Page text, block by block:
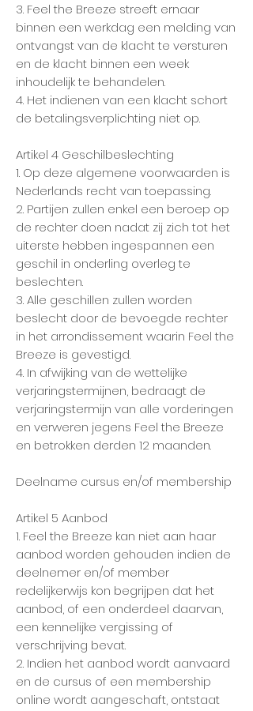
3. Feel the Breeze streeft ernaar
binnen een werkdag een melding van
ontvangst van de klacht te versturen
en de klacht binnen een week
inhoudelijk te behandelen.
4. Het indienen van een klacht schort
de betalingsverplichting niet op.
Artikel 4 Geschilbeslechting
1. Op deze algemene voorwaarden is
Nederlands recht van toepassing.
2. Partijen zullen enkel een beroep op
de rechter doen nadat zij zich tot het
uiterste hebben ingespannen een
geschil in onderling overleg te
beslechten.
3. Alle geschillen zullen worden
beslecht door de bevoegde rechter
in het arrondissement waarin Feel the
Breeze is gevestigd.
4. In afwijking van de wettelijke
verjaringstermijnen, bedraagt de
verjaringstermijn van alle vorderingen
en verweren jegens Feel the Breeze
en betrokken derden 12 maanden.
Deelname cursus en/of membership
Artikel 5 Aanbod
1. Feel the Breeze kan niet aan haar
aanbod worden gehouden indien de
deelnemer en/of member
redelijkerwijs kon begrijpen dat het
aanbod, of een onderdeel daarvan,
een kennelijke vergissing of
verschrijving bevat.
2. Indien het aanbod wordt aanvaard
en de cursus of een membership
online wordt aangeschaft, ontstaat